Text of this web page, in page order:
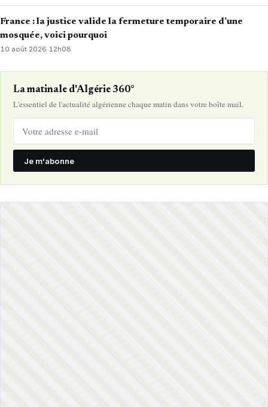
France : la justice valide la fermeture temporaire d’une
mosquée, voici pourquoi
10 août 2026· 12h08
La matinale d'Algérie 360°
L'essentiel de l'actualité algérienne chaque matin dans votre boîte mail.
Je m'abonne